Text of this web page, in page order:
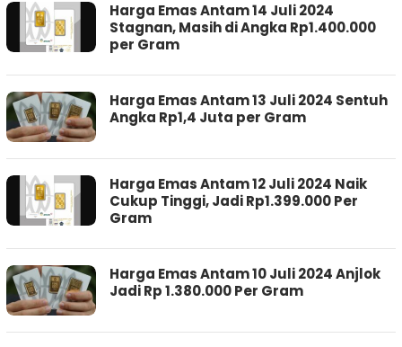
Harga Emas Antam 14 Juli 2024
Stagnan, Masih di Angka Rp1.400.000
per Gram
Harga Emas Antam 13 Juli 2024 Sentuh
Angka Rp1,4 Juta per Gram
Harga Emas Antam 12 Juli 2024 Naik
Cukup Tinggi, Jadi Rp1.399.000 Per
Gram
Harga Emas Antam 10 Juli 2024 Anjlok
Jadi Rp 1.380.000 Per Gram